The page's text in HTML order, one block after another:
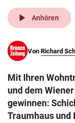
pin_drop
Wien
search
eingeben
play_arrow Anhören
Von Richard
Mit Ihren
und dem
gewinnen:
Traumhaus